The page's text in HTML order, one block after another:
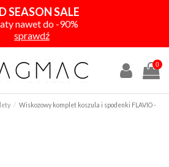
SEASON SALE
nawet do -90%
sprawdź
0
Wiskozowy komplet koszula i spodenki FLAVIO -